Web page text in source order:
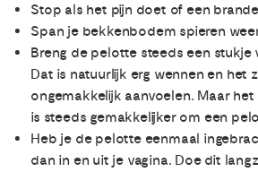
Stop als het pijn doet of een
Span je bekkenbodem spieren
Breng de pelotte steeds een stukje
Dat is natuurlijk erg wennen en het
ongemakkelijk aanvoelen. Maar
is steeds gemakkelijker om een
Heb je de pelotte eenmaal
dan in en uit je vagina. Doe dit